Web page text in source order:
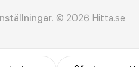
. © 2026 Hitta.se